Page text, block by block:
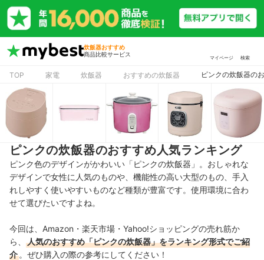
炊飯器おすすめ
商品比較サービス
マイページ 検索
TOP 家電 炊飯器 おすすめの炊飯器 ピンクの炊飯器の
ピンクの炊飯器のおすすめ人気ランキング
ピンク色のデザインがかわいい「ピンクの炊飯器」。おしゃれな
デザインで女性に人気のものや、機能性の高い大型のもの、手入
れしやすく使いやすいものなど種類が豊富です。使用環境に合わ
せて選びたいですよね。
今回は、Amazon・楽天市場・Yahoo!ショッピングの売れ筋か
ら、
人気のおすすめ「ピンクの炊飯器」をランキング形式でご紹
介 。ぜひ購入の際の参考にしてください！